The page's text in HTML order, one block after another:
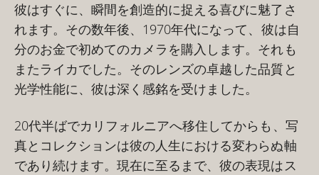
彼はすぐに、瞬間を創造的に捉える喜びに魅了さ
れます。その数年後、1970年代になって、彼は自
分のお金で初めてのカメラを購入します。それも
またライカでした。そのレンズの卓越した品質と
光学性能に、彼は深く感銘を受けました。
20代半ばでカリフォルニアへ移住してからも、写
真とコレクションは彼の人生における変わらぬ軸
であり続けます。現在に至るまで、彼の表現はス